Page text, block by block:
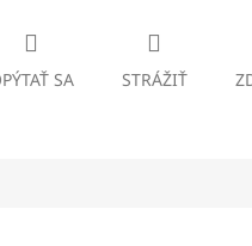
SA STRÁŽIŤ